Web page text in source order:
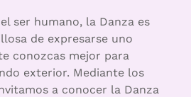
ser humano, la Danza es
de expresarse uno
conozcas mejor para
exterior. Mediante los
a conocer la Danza